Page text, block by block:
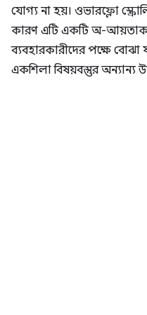
যোগ্য না হয়। ওভারফ্লো
কারণ এটি একটি অ-
ব্যবহারকারীদের পক্ষে বোঝা
একশিলা বিষয়বস্তুর অন্যান্য